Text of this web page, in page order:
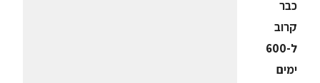
כבר
קרוב
ל-600
ימים